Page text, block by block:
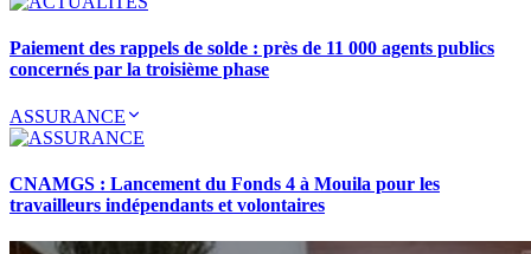
Paiement des rappels de solde : près de 11 000 agents publics
concernés par la troisième phase
ASSURANCE
CNAMGS : Lancement du Fonds 4 à Mouila pour les
travailleurs indépendants et volontaires